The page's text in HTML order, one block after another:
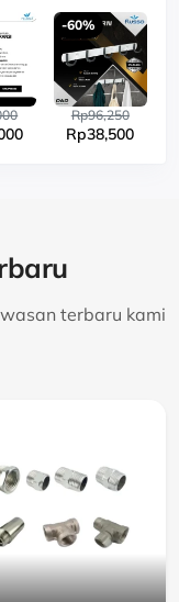
-60%
Rp96,250
Rp38,500
terbaru kami